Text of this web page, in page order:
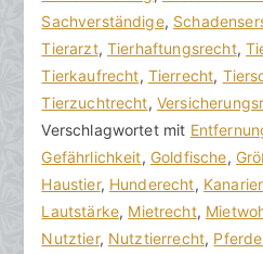
n
h
o
r
a
k
R
e
c
i
t
r
a
g
v
e
r
ö
Sachverständige,
Tierarzt,Tierhaftungsrecht,
Tierkaufrecht, Tierrecht,
Tierzuchtrecht,
Verschlagwortet mit
Gefährlichkeit, Goldfische,
Haustier, Hunderecht,
Lautstärke, Mietrecht,
Nutztier, Nutztierrecht,
i
n
e
K
o
m
m
e
n